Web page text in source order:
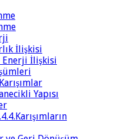
İlişkisi
Enerji İlişkisi
Yapısı